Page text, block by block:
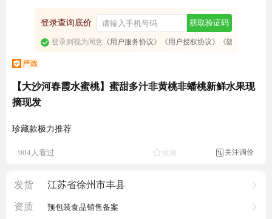
登录查询底价 获取验证码
登录则视为同意《用户服务协议》 《用户授权协议》 《隐私政策》
【大沙河春霞水蜜桃】蜜甜多汁非黄桃非蟠桃新鲜水果现
摘现发
珍藏款极力推荐
904人看过
 收藏 关注调价
发货 江苏省徐州市丰县
资质 预包装食品销售备案